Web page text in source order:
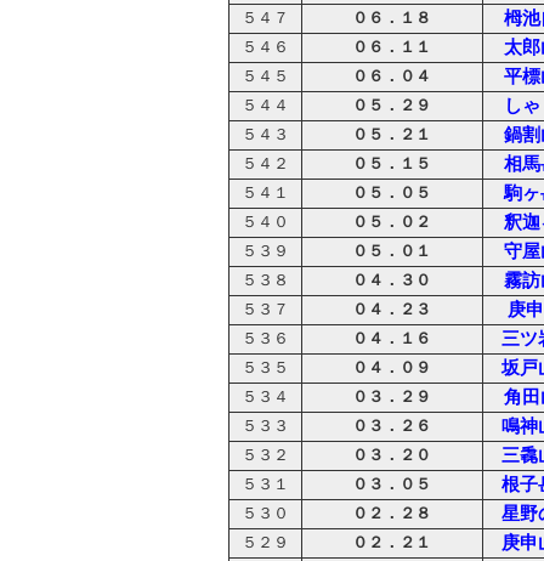
５４７ ０６．１８ 栂池
５４６ ０６．１１ 太郎
５４５ ０６．０４ 平標
５４４ ０５．２９ し
５４３ ０５．２１ 鍋割
５４２ ０５．１５ 相馬
５４１ ０５．０５ 駒ヶ
５４０ ０５．０２ 釈迦
５３９ ０５．０１ 守屋
５３８ ０４．３０ 霧訪
５３７ ０４．２３ 庚
５３６ ０４．１６ 三ツ
５３５ ０４．０９ 坂戸
５３４ ０３．２９ 角田
５３３ ０３．２６ 鳴神
５３２ ０３．２０ 三毳
５３１ ０３．０５ 根子
５３０ ０２．２８ 星野
５２９ ０２．２１ 庚申